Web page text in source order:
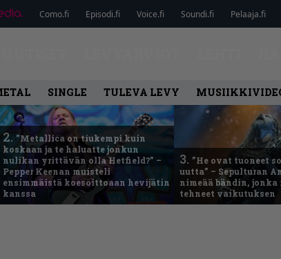
Como.fi Episodi.fi Voice.fi Soundi.fi Pelaaja.fi
SINGLE TULEVA LEVY
2. ”Metallica on tiukempi kuin
koskaan ja te haluatte jonkun
nulikan yrittävän olla Hetfield?” –
Pepper Keenan muisteli
ensimmäistä koesoittoaan hevijätin
kanssa
3. ”He ovat tuoneet
uutta” – Sepulturan
nimeää bändin,
tehneet vaikutuksen